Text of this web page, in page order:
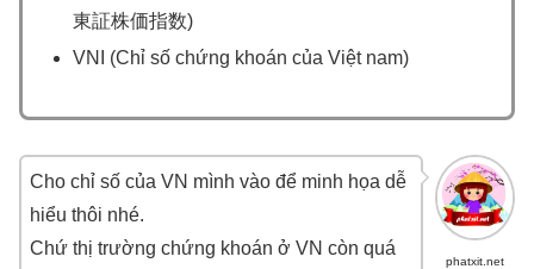
東証株価指数)
VNI (Chỉ số chứng khoán của Việt nam)
phatxit.net
Cho chỉ số của VN mình vào để minh họa dễ
hiểu thôi nhé.
Chứ thị trường chứng khoán ở VN còn quá